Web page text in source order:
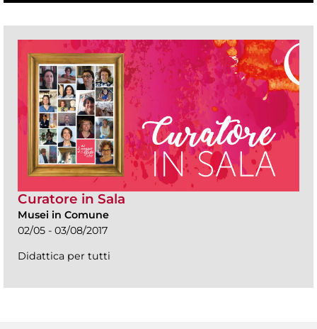
Curatore in Sala
Musei in Comune
02/05 - 03/08/2017
Didattica per tutti